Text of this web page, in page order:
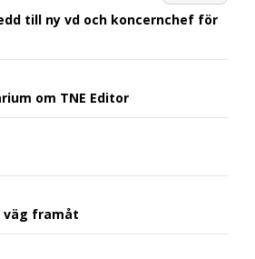
till ny vd och koncernchef för
om TNE Editor
väg framåt